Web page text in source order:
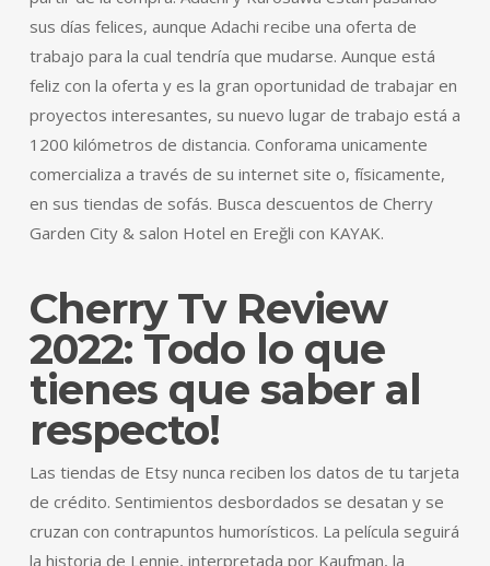
sus días felices, aunque Adachi recibe una oferta de
trabajo para la cual tendría que mudarse. Aunque está
feliz con la oferta y es la gran oportunidad de trabajar en
proyectos interesantes, su nuevo lugar de trabajo está a
1200 kilómetros de distancia. Conforama unicamente
comercializa a través de su internet site o, físicamente,
en sus tiendas de sofás. Busca descuentos de Cherry
Garden City & salon Hotel en Ereğli con KAYAK.
Cherry Tv Review
2022: Todo lo que
tienes que saber al
respecto!
Las tiendas de Etsy nunca reciben los datos de tu tarjeta
de crédito. Sentimientos desbordados se desatan y se
cruzan con contrapuntos humorísticos. La película seguirá
la historia de Lennie, interpretada por Kaufman, la